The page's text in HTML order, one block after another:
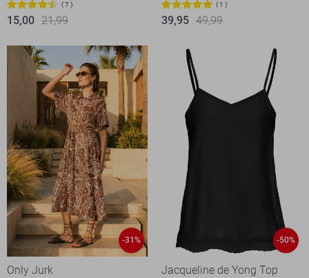
7
15,00 21,99
1
39,95 49,99
-31%
Only Jurk
-50%
Jacqueline de Yong Top